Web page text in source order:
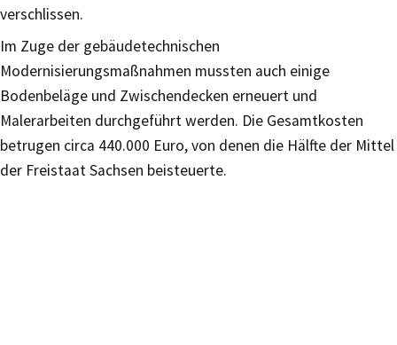
verschlissen.
Im Zuge der gebäudetechnischen
Modernisierungsmaßnahmen mussten auch einige
Bodenbeläge und Zwischendecken erneuert und
Malerarbeiten durchgeführt werden. Die Gesamtkosten
betrugen circa 440.000 Euro, von denen die Hälfte der Mittel
der Freistaat Sachsen beisteuerte.